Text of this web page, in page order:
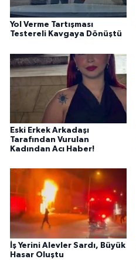
Yol Verme Tartışması
Testereli Kavgaya Dönüştü
Eski Erkek Arkadaşı
Tarafından Vurulan
Kadından Acı Haber!
İş Yerini Alevler Sardı, Büyük
Hasar Oluştu